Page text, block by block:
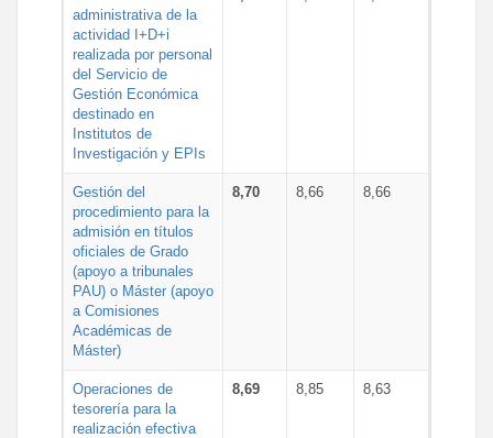
administrativa de la
actividad I+D+i
realizada por personal
del Servicio de
Gestión Económica
destinado en
Institutos de
Investigación y EPIs
Gestión del
procedimiento para la
admisión en títulos
oficiales de Grado
(apoyo a tribunales
PAU) o Máster (apoyo
a Comisiones
Académicas de
Máster)
8,70 8,66 8,66
Operaciones de
tesorería para la
realización efectiva
8,69 8,85 8,63